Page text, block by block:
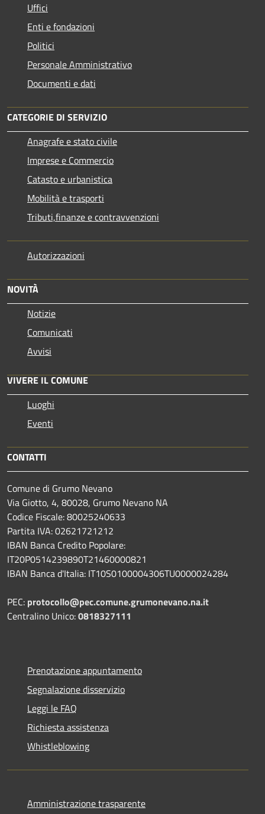
Uffici
Enti e fondazioni
Politici
Personale Amministrativo
Documenti e dati
CATEGORIE DI SERVIZIO
Anagrafe e stato civile
Imprese e Commercio
Catasto e urbanistica
Mobilità e trasporti
Tributi,finanze e contravvenzioni
Autorizzazioni
NOVITÀ
Notizie
Comunicati
Avvisi
VIVERE IL COMUNE
Luoghi
Eventi
CONTATTI
Comune di Grumo Nevano
Via Giotto, 4, 80028, Grumo Nevano NA
Codice Fiscale: 80025240633
Partita IVA: 02621721212
IBAN Banca Credito Popolare:
IT20P0514239890T21460000821
IBAN Banca d'Italia: IT10S0100004306TU0000024284
PEC: protocollo@pec.comune.grumonevano.na.it
Centralino Unico:0818327111
Prenotazione appuntamento
Segnalazione disservizio
Leggi le FAQ
Richiesta assistenza
Whistleblowing
Amministrazione trasparente